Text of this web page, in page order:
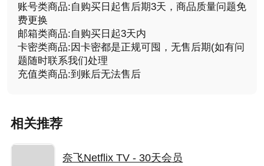
账号类商品:自购买日起售后期3天，商品质量问题免
费更换
邮箱类商品:自购买日起3天内
卡密类商品:因卡密都是正规可囤，无售后期(如有问
题随时联系我们处理
充值类商品:到账后无法售后
相关推荐
奈飞Netflix TV - 30天会员